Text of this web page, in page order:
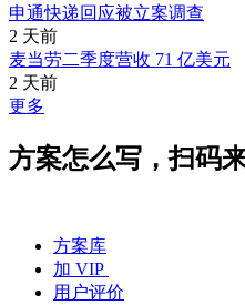
申通快递回应被立案调查
2 天前
麦当劳二季度营收 71 亿美元
2 天前
更多
方案怎么写，扫码
方案库
加 VIP
用户评价